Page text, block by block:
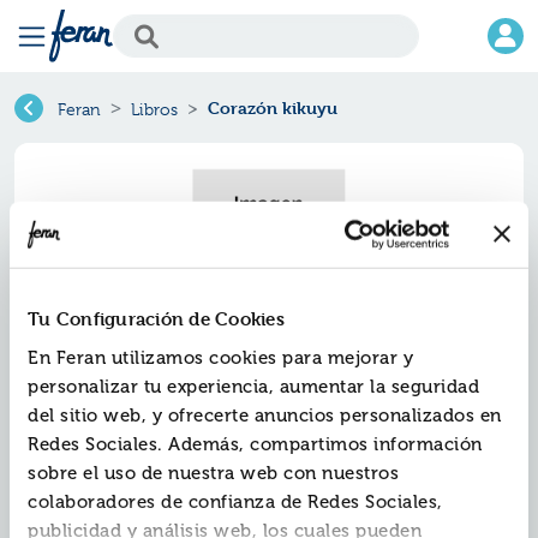
Tu Configuración de Cookies
En Feran utilizamos cookies para mejorar y
personalizar tu experiencia, aumentar la seguridad
del sitio web, y ofrecerte anuncios personalizados en
Redes Sociales. Además, compartimos información
sobre el uso de nuestra web con nuestros
colaboradores de confianza de Redes Sociales,
publicidad y análisis web, los cuales pueden
Feran Libros Corazón kikuyu
Corazón kikuyu
Ref.ZED-AN043
ISBN:9788426351869